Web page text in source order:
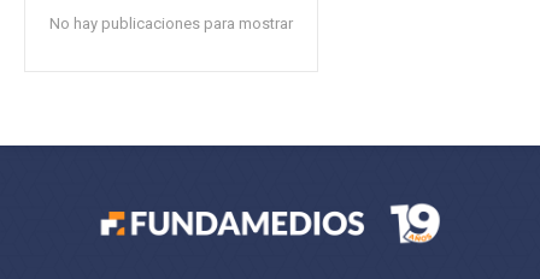
No hay publicaciones para mostrar